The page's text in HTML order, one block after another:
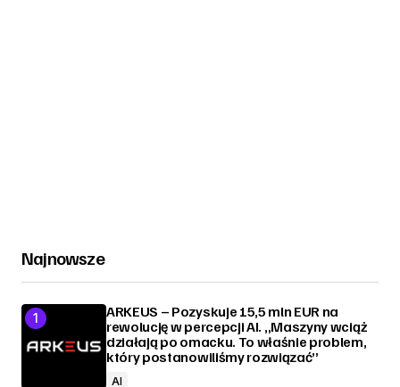
Najnowsze
ARKEUS – Pozyskuje 15,5 mln EUR na
rewolucję w percepcji AI. „Maszyny wciąż
działają po omacku. To właśnie problem,
który postanowiliśmy rozwiązać”
AI